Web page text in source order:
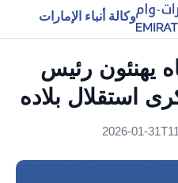
وكالة أنباء الإمارات
يهنئون رئيس
استقلال بلاده
2026-01-